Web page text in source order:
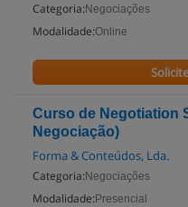
Categoria: Negociações
Modalidade:Online
Curso de Negotiation
Negociação)
Forma & Conteúdos, Lda.
Categoria: Negociações
Modalidade: Presencial